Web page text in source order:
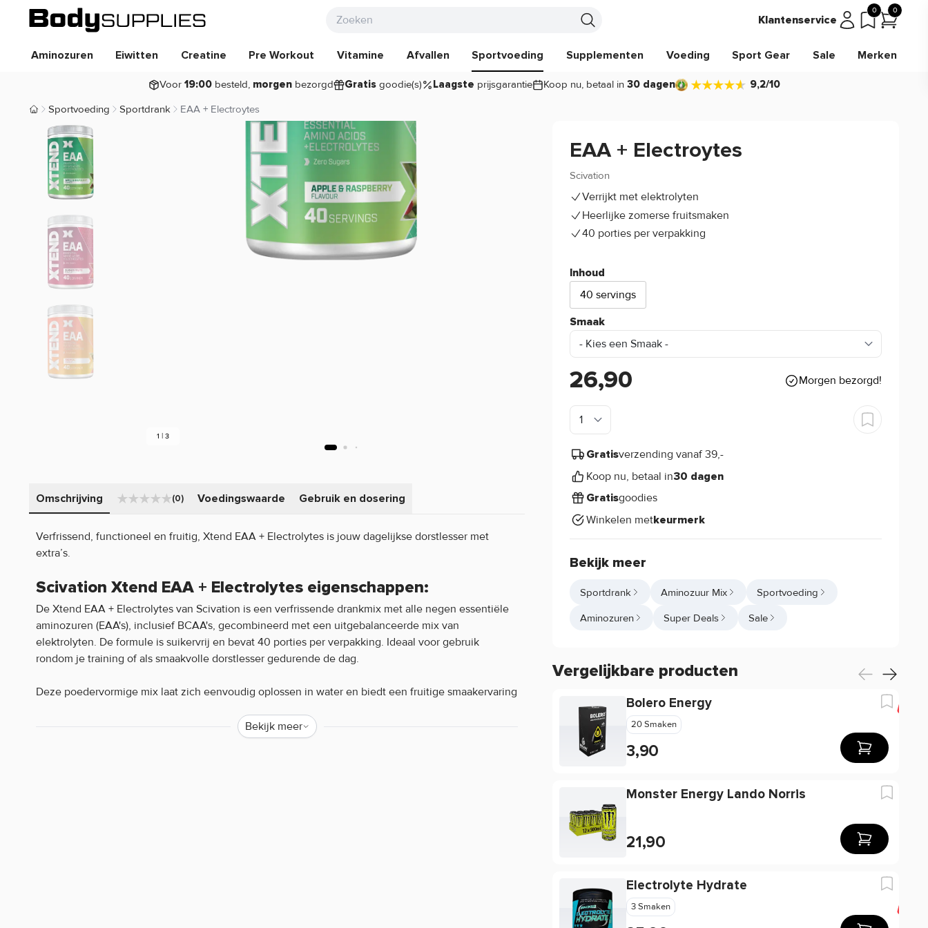
Klantenservice
0 0
Aminozuren Eiwitten Creatine Pre Workout Vitamine Afvallen Sportvoeding Supplementen Voeding Sport Gear Sale Merken
Voor 19:00besteld, morgenbezorgd Gratisgoodie(s) Laagste prijsgarantie Koop nu, betaal in 30 dagen 9,2/10
Body Supplies | Sportvoeding en Supplementen
Sportvoeding Sportdrank EAA + Electroytes
EAA + Electroytes
Scivation
Verrijkt met elektrolyten
Heerlijke zomerse fruitsmaken
40 porties per verpakking
Inhoud
40 servings
Smaak
26,90 Morgen bezorgd!
Gratisverzending vanaf 39,-
Koop nu, betaal in30 dagen
Gratisgoodies
Winkelen metkeurmerk
Bekijk meer
Sportdrank Aminozuur Mix Sportvoeding
Aminozuren Super Deals Sale
Vergelijkbare producten
Bolero Energy
20 Smaken
3,90
Monster Energy Lando Norris
21,90
Electrolyte Hydrate
3 Smaken
1 | 3
Omschrijving (0) Voedingswaarde Gebruik en dosering
Verfrissend, functioneel en fruitig, Xtend EAA + Electrolytes is jouw dagelijkse dorstlesser met
extra’s.
Scivation Xtend EAA + Electrolytes eigenschappen:
De Xtend EAA + Electrolytes van Scivation is een verfrissende drankmix met alle negen essentiële
aminozuren (EAA's), inclusief BCAA's, gecombineerd met een uitgebalanceerde mix van
elektrolyten. De formule is suikervrij en bevat 40 porties per verpakking. Ideaal voor gebruik
rondom je training of als smaakvolle dorstlesser gedurende de dag.
Deze poedervormige mix laat zich eenvoudig oplossen in water en biedt een fruitige smaakervaring
elektrolyten is de formule bijzonder geschikt om te gebruiken tijdens of na fysieke inspanning.
Dankzij het compacte formaat is het product gemakkelijk mee te nemen in je sporttas en eenvoudig
Bekijk meer